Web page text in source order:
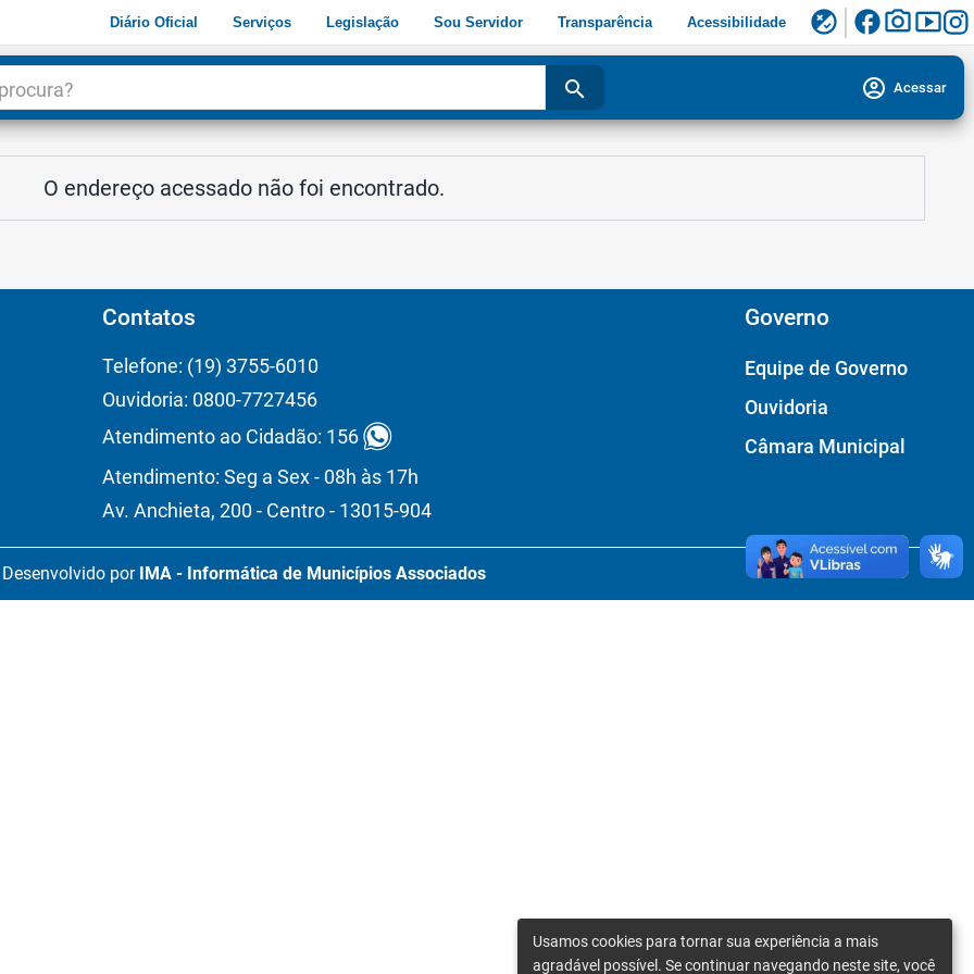
Diário Oficial Serviços Legislação Sou Servidor Transparência Acessibilidade flaky facebookphoto_camerasmart_display
search account_circle Acessar
O endereço acessado não foi encontrado.
Contatos
Telefone: (19) 3755-6010
Ouvidoria: 0800-7727456
Atendimento ao Cidadão: 156
Atendimento: Seg a Sex - 08h às 17h
Av. Anchieta, 200 - Centro - 13015-904
Governo
Equipe de Governo
Ouvidoria
Câmara Municipal
Desenvolvido por IMA - Informática de Municípios Associados
Usamos cookies para tornar sua experiência a mais
agradável possível. Se continuar navegando neste site, você